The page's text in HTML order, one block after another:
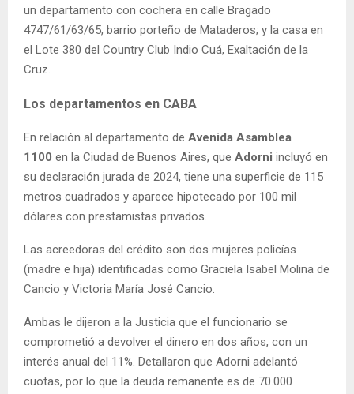
un departamento con cochera en calle Bragado
4747/61/63/65, barrio porteño de Mataderos; y la casa en
el Lote 380 del Country Club Indio Cuá, Exaltación de la
Cruz.
Los departamentos en CABA
En relación al departamento de Avenida Asamblea
1100 en la Ciudad de Buenos Aires, que Adorni incluyó en
su declaración jurada de 2024, tiene una superficie de 115
metros cuadrados y aparece hipotecado por 100 mil
dólares con prestamistas privados.
Las acreedoras del crédito son dos mujeres policías
(madre e hija) identificadas como Graciela Isabel Molina de
Cancio y Victoria María José Cancio.
Ambas le dijeron a la Justicia que el funcionario se
comprometió a devolver el dinero en dos años, con un
interés anual del 11%. Detallaron que Adorni adelantó
cuotas, por lo que la deuda remanente es de 70.000